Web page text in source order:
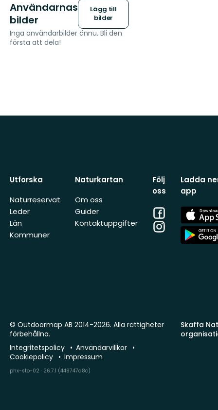
Användarnas
bilder
Lägg till
bilder
Inga användarbilder ännu. Bli den
första att dela!
Utforska
Naturreservat
Leder
Län
Kommuner
Naturkartan
Om oss
Guider
Kontaktuppgifter
Följ
oss
Facebook
Instagram
Ladda
app
App
Store
App
Store
Skaffa
© Outdoormap AB 2014-2026. Alla rättigheter
förbehållna.
Integritetspolicy
Användarvillkor
Cookiepolicy
Impressum
phx-sto-02 · 26.7.1 (449747a8c)